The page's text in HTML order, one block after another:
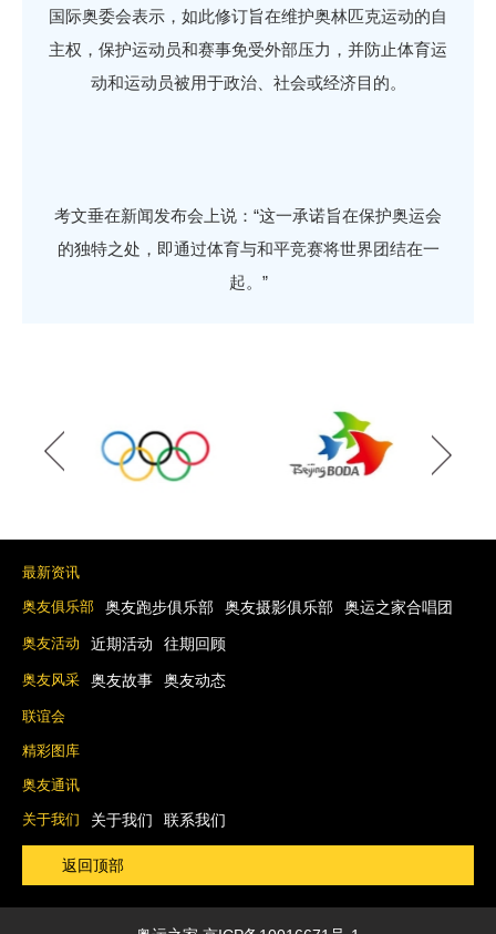
国际奥委会表示，如此修订旨在维护奥林匹克运动的自
主权，保护运动员和赛事免受外部压力，并防止体育运
动和运动员被用于政治、社会或经济目的。
考文垂在新闻发布会上说：“这一承诺旨在保护奥运会
的独特之处，即通过体育与和平竞赛将世界团结在一
起。”
最新资讯
奥友俱乐部 奥友跑步俱乐部 奥友摄影俱乐部 奥运之家合唱团
奥友活动 近期活动 往期回顾
奥友风采 奥友故事 奥友动态
联谊会
精彩图库
奥友通讯
关于我们 关于我们 联系我们
返回顶部